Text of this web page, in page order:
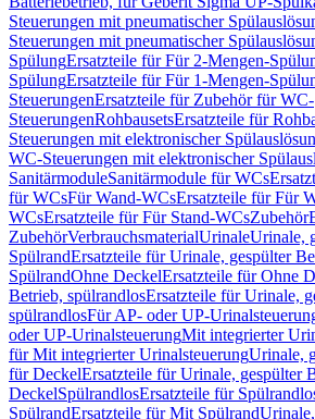
Steuerungen mit pneumatischer
Steuerungen mit pneumatischer
SpülungErsatzteile für Für 2-Mengen-
SpülungErsatzteile für Für 1-Mengen-
SteuerungenErsatzteile für Zubehör für WC-
SteuerungenRohbausetsErsatzteile für
Steuerungen mit elektronischer
WC-Steuerungen mit elektronischer
SanitärmoduleSanitärmodule für WCs
für WCsFür Wand-WCsErsatzteile für Für
WCsErsatzteile für Für Stand-WCsZubehör
ZubehörVerbrauchsmaterialUrinaleUrinale,
SpülrandErsatzteile für Urinale, gespülter
SpülrandOhne DeckelErsatzteile für Ohne
Betrieb, spülrandlosErsatzteile für Urinale,
spülrandlosFür AP- oder UP-
oder UP-UrinalsteuerungMit integrierter
für Mit integrierter UrinalsteuerungUrinale,
für DeckelErsatzteile für Urinale, gespülter
DeckelSpülrandlosErsatzteile für
SpülrandErsatzteile für Mit Spülrand